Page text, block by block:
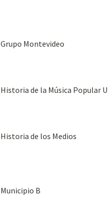
Grupo Montevideo
Historia de la Música Popular
Historia de los Medios
Municipio B